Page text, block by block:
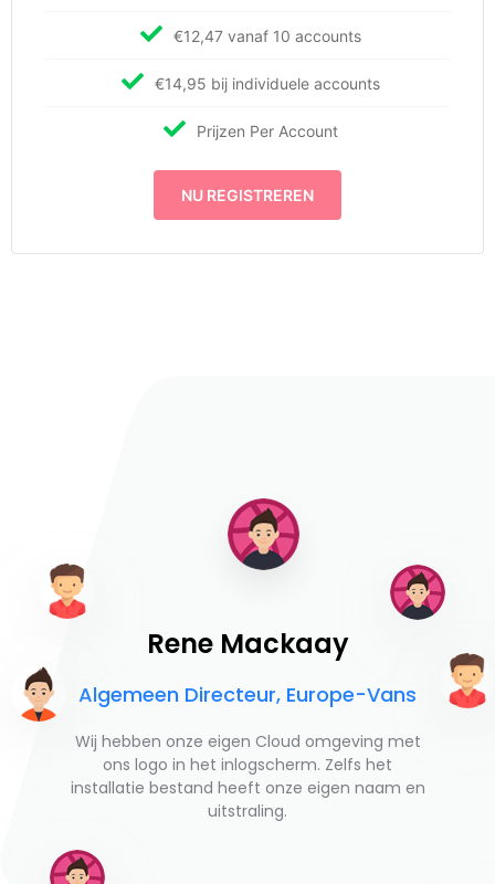
€12,47 vanaf 10 accounts
€14,95 bij individuele accounts
Prijzen Per Account
NU REGISTREREN
Rene Mackaay
Algemeen Directeur, Europe-Vans
Wij hebben onze eigen Cloud omgeving met
ons logo in het inlogscherm. Zelfs het
installatie bestand heeft onze eigen naam en
uitstraling.